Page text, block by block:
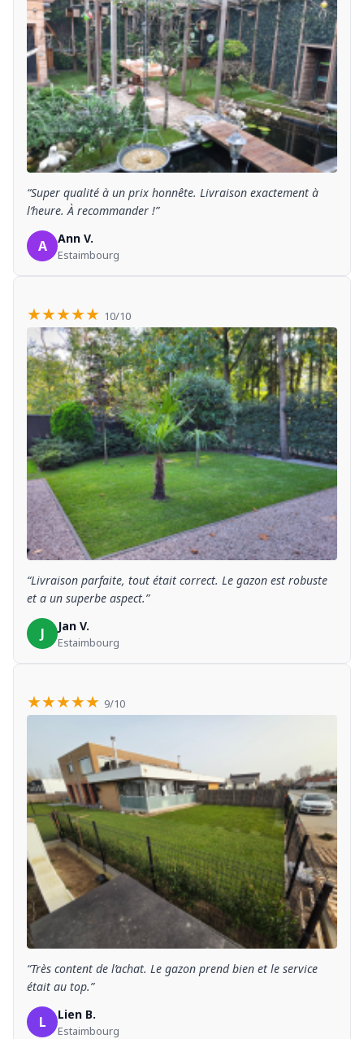
“Super qualité à un prix honnête. Livraison exactement à
l’heure. À recommander !”
A Ann V.
Estaimbourg
★★★★★ 10/10
“Livraison parfaite, tout était correct. Le gazon est robuste
et a un superbe aspect.”
J Jan V.
Estaimbourg
★★★★★ 9/10
“Très content de l’achat. Le gazon prend bien et le service
était au top.”
L Lien B.
Estaimbourg